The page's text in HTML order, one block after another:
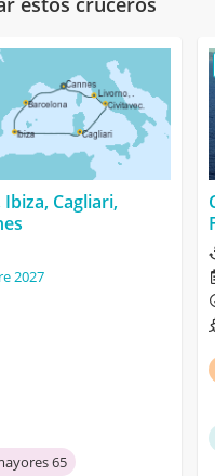
Cagliari,
2027
65